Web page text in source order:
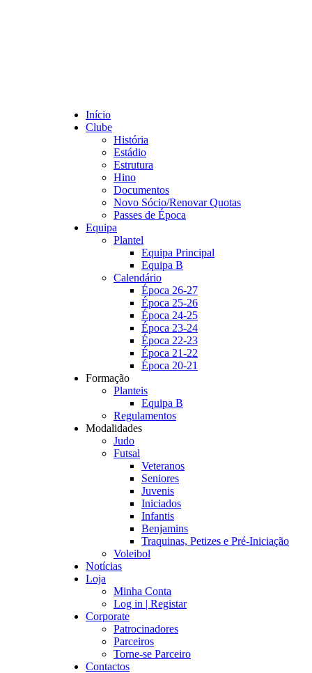
Início
Clube
História
Estádio
Estrutura
Hino
Documentos
Novo Sócio/Renovar Quotas
Passes de Época
Equipa
Plantel
Equipa Principal
Equipa B
Calendário
Época 26-27
Época 25-26
Época 24-25
Época 23-24
Época 22-23
Época 21-22
Época 20-21
Formação
Planteis
Equipa B
Regulamentos
Modalidades
Judo
Futsal
Veteranos
Seniores
Juvenis
Iniciados
Infantis
Benjamins
Traquinas, Petizes e Pré-Iniciação
Voleibol
Notícias
Loja
Minha Conta
Log in | Registar
Corporate
Patrocinadores
Parceiros
Torne-se Parceiro
Contactos